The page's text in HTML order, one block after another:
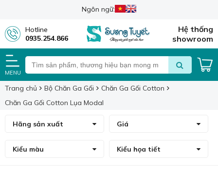
Ngôn ngữ:
Hotline
0935.254.866
Hệ thống
showroom
MENU
Trang chủ Bộ Chăn Ga Gối
Chăn Ga Gối Cotton
Chăn Ga Gối Cotton Lụa Modal
Hãng sản xuất Giá
Kiểu màu Kiểu họa tiết